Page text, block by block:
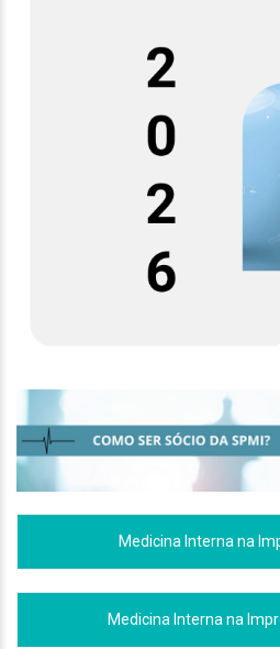
Medicina Interna na
Medicina Interna na